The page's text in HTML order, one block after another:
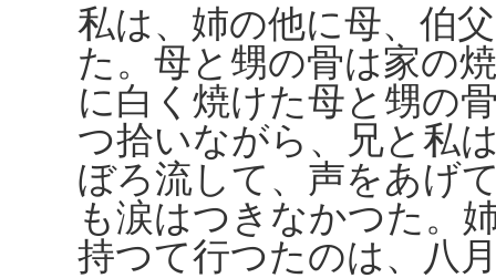
私は、姉の他に母、伯
た。母と甥の骨は家の
に白く焼けた母と甥の
つ拾いながら、兄と私
ぼろ流して、声をあげ
も涙はつきなかつた。
持つて行つたのは、八